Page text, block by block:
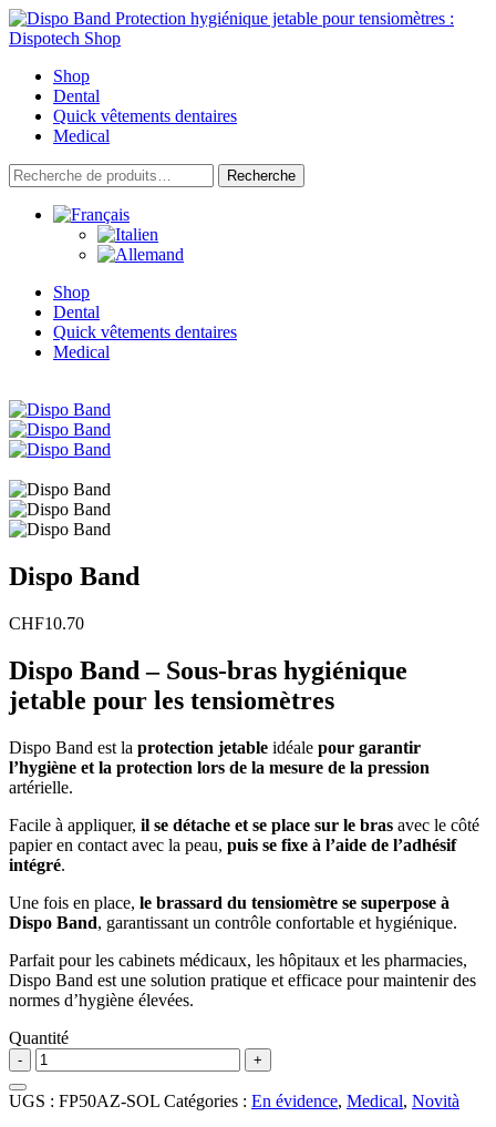
Skip
to
Shop
Dental
Quick vêtements dentaires
Medical
Recherche
pour :
Recherche
Shop
Dental
Quick vêtements dentaires
Medical
Dispo Band
CHF10.70
Dispo Band – Sous-bras hygiénique
jetable pour les tensiomètres
Dispo Band est la protection jetable idéale pour garantir
l’hygiène et la protection lors de la mesure de la pression
artérielle.
Facile à appliquer, il se détache et se place sur le bras avec le côté
papier en contact avec la peau, puis se fixe à l’aide de l’adhésif
intégré.
Une fois en place, le brassard du tensiomètre se superpose à
Dispo Band, garantissant un contrôle confortable et hygiénique.
Parfait pour les cabinets médicaux, les hôpitaux et les pharmacies,
Dispo Band est une solution pratique et efficace pour maintenir des
normes d’hygiène élevées.
Quantité
-
quantité
de
Dispo
+
UGS : FP50AZ-SOL Catégories : En évidence, Medical, Novità